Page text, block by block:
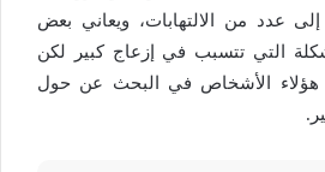
عدد من الالتهابات، ويعاني بعض
التي تتسبب في إزعاج كبير لكن
هؤلاء الأشخاص في البحث عن حول